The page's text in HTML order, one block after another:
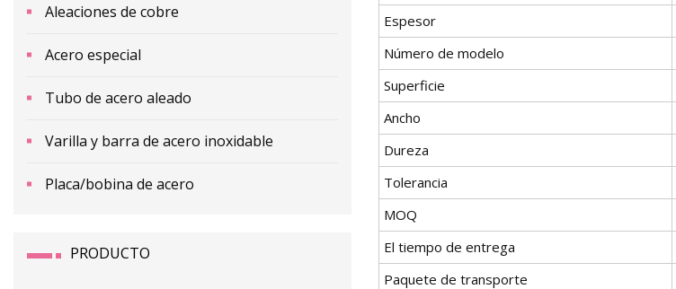
Aleaciones de cobre
Acero especial
Tubo de acero aleado
Varilla y barra de acero inoxidable
Placa/bobina de acero
PRODUCTO
Espesor
Número de modelo
Superficie
Ancho
Dureza
Tolerancia
MOQ
El tiempo de entrega
Paquete de transporte